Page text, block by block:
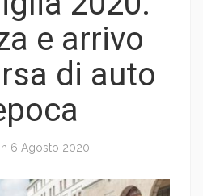
e arrivo
di auto
6 Agosto 2020